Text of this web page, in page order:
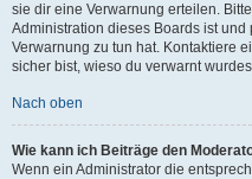
sie dir eine Verwarnung erteilen.
Administration dieses Boards ist
Verwarnung zu tun hat. Kontaktiere
sicher bist, wieso du verwarnt
Nach oben
Wie kann ich Beiträge den
Wenn ein Administrator die